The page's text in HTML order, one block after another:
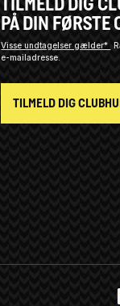
PÅ DIN FØRSTE
Visse undtagelser gælder*
e-mailadresse.
TILMELD DIG